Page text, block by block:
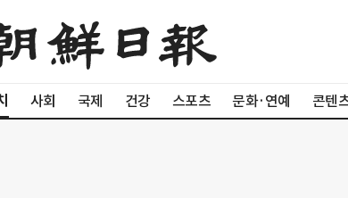
사회 국제 건강 스포츠 문화·연예 콘텐